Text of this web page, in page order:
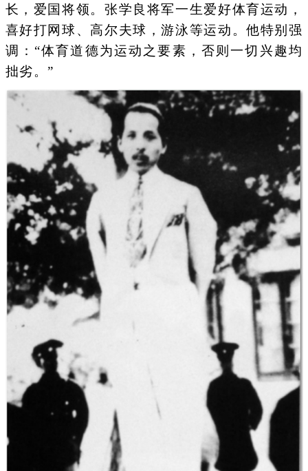
长，爱国将领。张学良将军一生爱好体育运动，
喜好打网球、高尔夫球，游泳等运动。他特别强
调：“体育道德为运动之要素，否则一切兴趣均
拙劣。”